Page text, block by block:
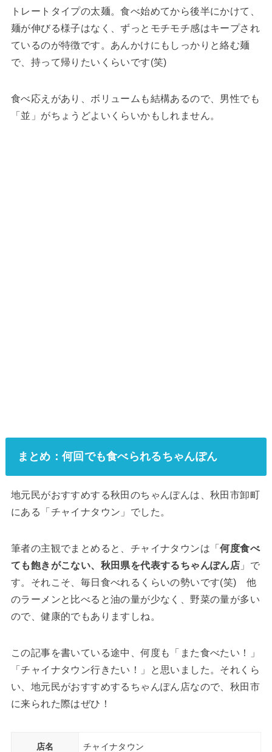
トレートタイプの太麺。食べ始めてから後半にかけて、
麺が伸びる様子はなく、ずっとモチモチ感はキープされ
ているのが特徴です。あんかけにもしっかりと絡む麺
で、持って帰りたいくらいです(笑)
食べ応えがあり、ボリュームも結構あるので、男性でも
「並」がちょうどよいくらいかもしれません。
まとめ：何回でも食べられるちゃんぽん
地元民がおすすめする秋田のちゃんぽんは、秋田市卸町
にある「チャイナタウン」でした。
筆者の主観でまとめると、チャイナタウンは「何度食べ
ても飽きがこない、秋田県を代表するちゃんぽん店 」で
す。それこそ、毎日食べれるくらいの勢いです(笑) 他
のラーメンと比べると油の量が少なく、野菜の量が多い
ので、健康的でもありますしね。
この記事を書いている途中、何度も「また食べたい！」
「チャイナタウン行きたい！」と思いました。それくら
い、地元民がおすすめするちゃんぽん店なので、秋田市
に来られた際はぜひ！
店名 チャイナタウン